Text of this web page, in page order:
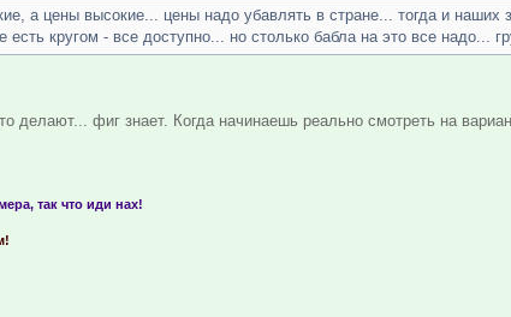
а цены высокие... цены надо убавлять в стране... тогда и наших
кругом - все доступно... но столько бабла на это все надо...
делают... фиг знает. Когда начинаешь реально смотреть на
так что иди нах!